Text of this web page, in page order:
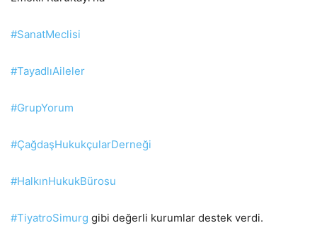
#SanatMeclisi
#TayadlıAileler
#GrupYorum
#ÇağdaşHukukçularDerneği
#HalkınHukukBürosu
#TiyatroSimurg gibi değerli kurumlar destek verdi.